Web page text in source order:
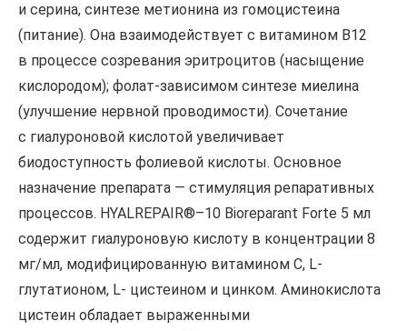
и серина, синтезе метионина из гомоцистеина
(питание). Она взаимодействует с витамином В12
в процессе созревания эритроцитов (насыщение
кислородом); фолат-зависимом синтезе миелина
(улучшение нервной проводимости). Сочетание
с гиалуроновой кислотой увеличивает
биодоступность фолиевой кислоты. Основное
назначение препарата — стимуляция репаративных
процессов. HYALREPAIR®–10 Bioreparant Forte 5 мл
содержит гиалуроновую кислоту в концентрации 8
мг/мл, модифицированную витамином С, L-
глутатионом, L- цистеином и цинком. Аминокислота
цистеин обладает выраженными